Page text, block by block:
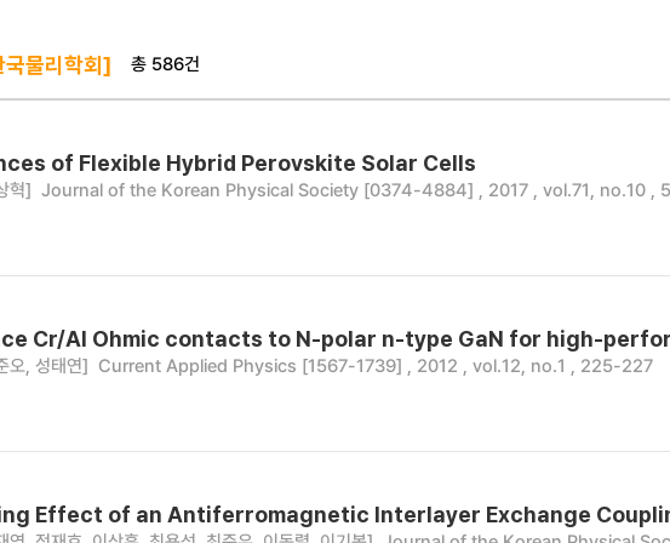
물리학회] 총 586건
of Flexible Hybrid Perovskite Solar Cells
혁] Journal of the Korean Physical Society [0374-4884] , 2017 , vol.71, no.10 ,
Cr/Al Ohmic contacts to N-polar n-type GaN for high-
오, 성태연] Current Applied Physics [1567-1739] , 2012 , vol.12, no.1 , 225-227
Effect of an Antiferromagnetic Interlayer Exchange